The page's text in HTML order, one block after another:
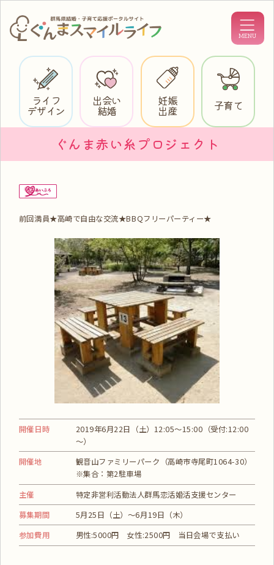
ライフ
デザイン
出会い
結婚
妊娠
出産 子育て
ぐんま赤い糸プロジェクト
前回満員★高崎で自由な交流★BBQフリーパーティー★
開催日時
2019年6月22日（土）12:05～15:00（受付:12:00
～）
開催地
観音山ファミリーパーク（高崎市寺尾町1064-30）
※集合：第2駐車場
主催
特定非営利活動法人群馬恋活婚活支援センター
募集期間
5月25日（土）～6月19日（木）
参加費用
男性:5000円 女性:2500円 当日会場で支払い